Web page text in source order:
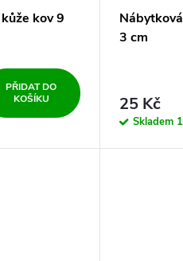
kov 9
PŘIDAT DO
KOŠÍKU
3 cm
25 Kč
Skladem